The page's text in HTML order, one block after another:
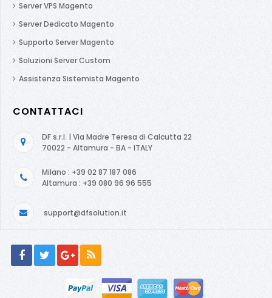
Server VPS Magento
Server Dedicato Magento
Supporto Server Magento
Soluzioni Server Custom
Assistenza Sistemista Magento
CONTATTACI
DF s.r.l. | Via Madre Teresa di Calcutta 22
70022 - Altamura - BA - ITALY
Milano : +39 02 87 187 086
Altamura : +39 080 96 96 555
support@dfsolution.it